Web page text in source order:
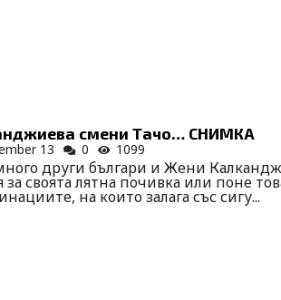
смени Тачо… СНИМКА
13 0 1099
други българи и Жени
за своята лятна почивка или поне
на които залага със сигу...